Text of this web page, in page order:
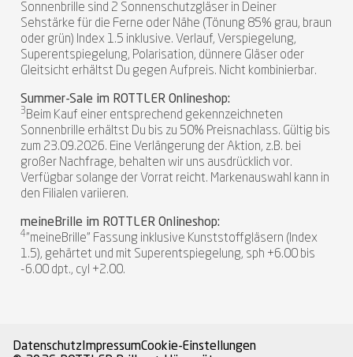
Sonnenbrille sind 2 Sonnenschutzgläser in Deiner
Sehstärke für die Ferne oder Nähe (Tönung 85% grau, braun
oder grün) Index 1.5 inklusive. Verlauf, Verspiegelung,
Superentspiegelung, Polarisation, dünnere Gläser oder
Gleitsicht erhältst Du gegen Aufpreis. Nicht kombinierbar.
Summer-Sale im ROTTLER Onlineshop:
3 Beim Kauf einer entsprechend gekennzeichneten
Sonnenbrille erhältst Du bis zu 50% Preisnachlass. Gültig bis
zum 23.09.2026. Eine Verlängerung der Aktion, z.B. bei
großer Nachfrage, behalten wir uns ausdrücklich vor.
Verfügbar solange der Vorrat reicht. Markenauswahl kann in
den Filialen variieren.
meineBrille im ROTTLER Onlineshop:
4"meineBrille" Fassung inklusive Kunststoffgläsern (Index
1.5), gehärtet und mit Superentspiegelung, sph +6.00 bis
-6.00 dpt., cyl +2.00.
Datenschutz ImpressumCookie-Einstellungen